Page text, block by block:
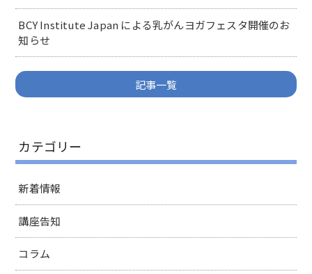
BCY Institute Japan による乳がんヨガフェスタ開催のお
知らせ
記事一覧
カテゴリー
新着情報
講座告知
コラム